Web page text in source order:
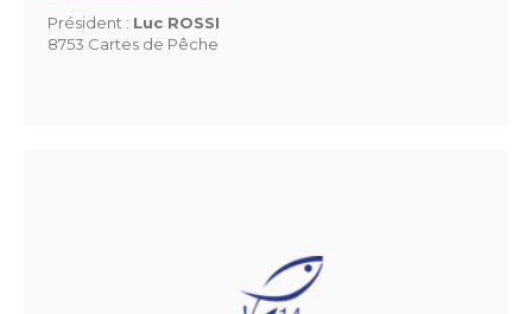
Président : Luc ROSSI
8753 Cartes de Pêche